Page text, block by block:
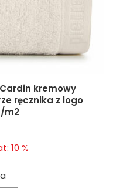
Cardin kremowy
ręcznika z logo
m2
10 %